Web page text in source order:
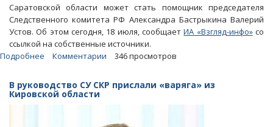
Саратовской области может стать помощник председателя
Следственного комитета РФ Александра Бастрыкина Валерий
Устов. Об этом сегодня, 18 июля, сообщаетИА «Взгляд-инфо»со
ссылкой на собственные источники.
Подробнее
Александра
Бастрыкина
Комментарии 346 просмотров
В руководство СУ СКР прислали «варяга» из
Кировской области